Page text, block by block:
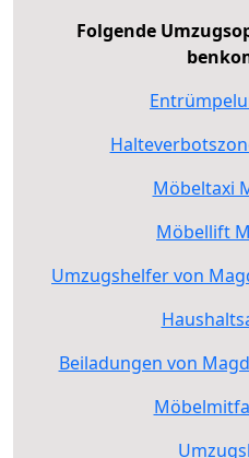
Folgende
Möbeltaxi
Möbellift
Umzugshelfer von
Beiladungen von